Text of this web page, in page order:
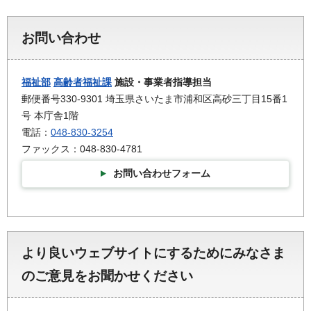
お問い合わせ
福祉部 高齢者福祉課 施設・事業者指導担当
郵便番号330-9301 埼玉県さいたま市浦和区高砂三丁目15番1
号 本庁舎1階
電話： 048-830-3254
ファックス：048-830-4781
お問い合わせフォーム
より良いウェブサイトにするためにみなさま
のご意見をお聞かせください